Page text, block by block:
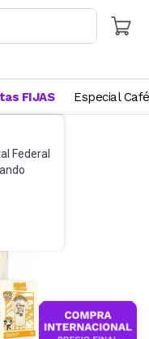
Federal
FIJAS Especial Café